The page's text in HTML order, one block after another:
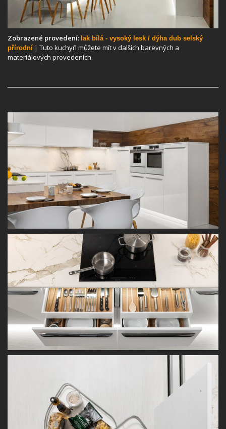
Zobrazené provedení: lak bílá - vysoký lesk / dýha dub selský
přírodní | Tuto kuchyň můžete mít v dalších barevných a
materiálových provedeních.